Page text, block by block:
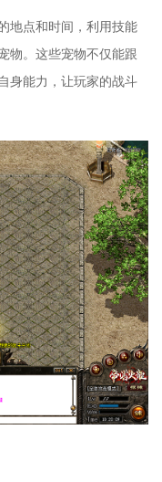
地点和时间，利用技能
物。这些宠物不仅能跟
身能力，让玩家的战斗